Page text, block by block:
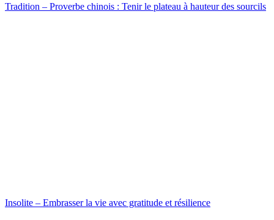
Tradition – Proverbe chinois : Tenir le plateau à hauteur des sourcils
Insolite – Embrasser la vie avec gratitude et résilience